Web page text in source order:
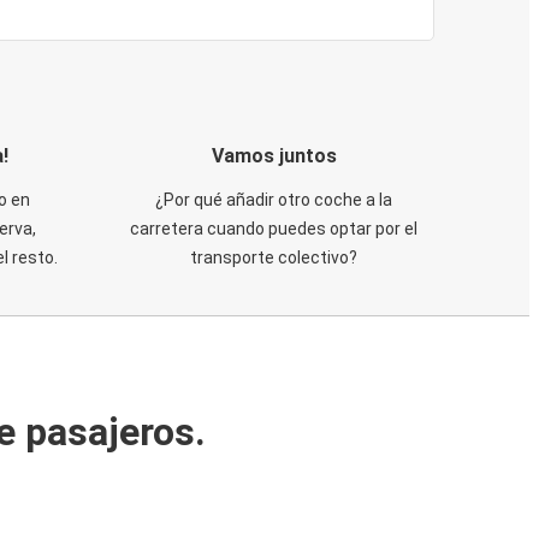
en
resto.
Vamos juntos
¿Por qué añadir otro coche a la
carretera cuando puedes optar por el
transporte colectivo?
pasajeros.